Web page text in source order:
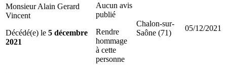
Monsieur Alain Gerard
Vincent
Décédé(e) le 5 décembre
2021
Aucun avis
publié
Rendre
hommage
à cette
personne
Chalon-sur-
Saône (71)
05/12/2021